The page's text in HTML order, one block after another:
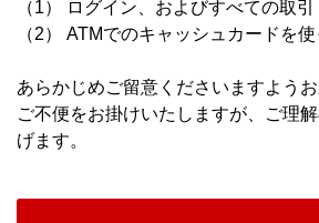
（1） ログイン、およびすべての取引
（2） ATMでのキャッシュカードを
あらかじめご留意くださいますようお
ご不便をお掛けいたしますが、ご理
げます。